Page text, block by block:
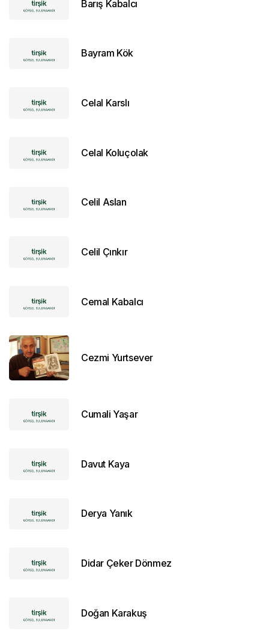
Barış Kabalcı
Bayram Kök
Celal Karslı
Celal Koluçolak
Celil Aslan
Celil Çınkır
Cemal Kabalcı
Cezmi Yurtsever
Cumali Yaşar
Davut Kaya
Derya Yanık
Didar Çeker Dönmez
Doğan Karakuş